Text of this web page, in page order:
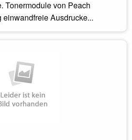
Tonermodule von Peach
Ausdrucke...